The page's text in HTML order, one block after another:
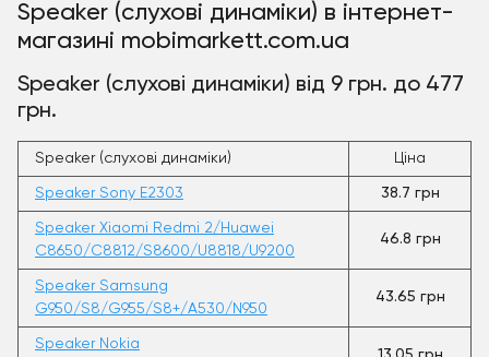
Speaker (слухові динаміки) в інтернет-
магазині mobimarkett.com.ua
Speaker (слухові динаміки) від 9 грн. до 477
грн.
Speaker (слухові динаміки) Ціна
Speaker Sony E2303 38.7 грн
Speaker Xiaomi Redmi 2/Huawei
C8650/C8812/S8600/U8818/U9200
46.8 грн
Speaker Samsung
G950/S8/G955/S8+/A530/N950
43.65 грн
Speaker Nokia